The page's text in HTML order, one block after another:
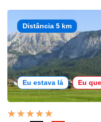
Distância 5 km
Eu estava lá Eu